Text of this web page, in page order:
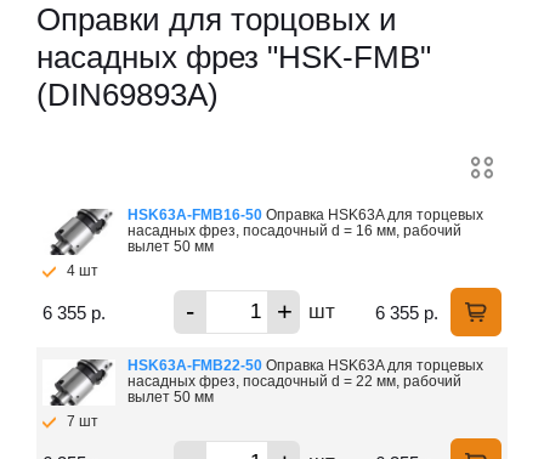
Оправки для торцовых и
насадных фрез "HSK-FMB"
(DIN69893A)
HSK63A-FMB16-50 Оправка HSK63A для торцевых
насадных фрез, посадочный d = 16 мм, рабочий
вылет 50 мм
4 шт
6 355 р. - + шт 6 355 р.
HSK63A-FMB22-50 Оправка HSK63A для торцевых
насадных фрез, посадочный d = 22 мм, рабочий
вылет 50 мм
7 шт